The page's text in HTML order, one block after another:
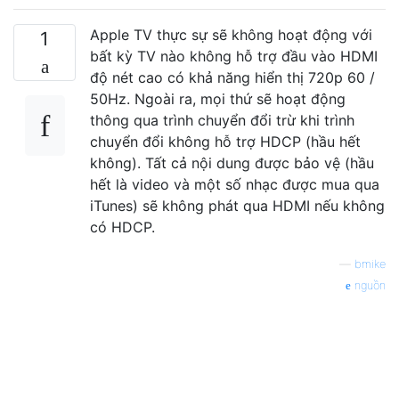
1
Apple TV thực sự sẽ không hoạt động với
bất kỳ TV nào không hỗ trợ đầu vào HDMI
độ nét cao có khả năng hiển thị 720p 60 /
50Hz. Ngoài ra, mọi thứ sẽ hoạt động
thông qua trình chuyển đổi trừ khi trình
chuyển đổi không hỗ trợ HDCP (hầu hết
không). Tất cả nội dung được bảo vệ (hầu
hết là video và một số nhạc được mua qua
iTunes) sẽ không phát qua HDMI nếu không
có HDCP.
bmike
nguồn